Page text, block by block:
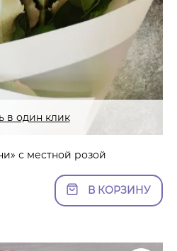
в один клик
с местной розой
В КОРЗИНУ